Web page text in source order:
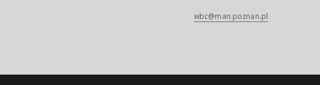
wbc@man.poznan.pl